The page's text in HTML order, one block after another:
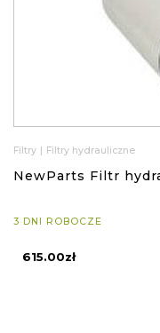
Filtry | Filtry hydrauliczne
NewParts Filtr
3 DNI ROBOCZE
615.00zł